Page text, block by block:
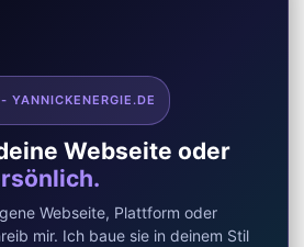
YANNICKENERGIE.DE
Webseite oder
Webseite, Plattform oder
mir. Ich baue sie in deinem Stil